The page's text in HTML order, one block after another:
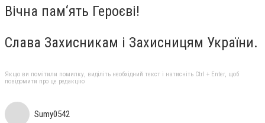
Вічна пам‘ять Героєві!
Слава Захисникам і Захисницям України.
Якщо ви помітили помилку, виділіть необхідний текст і натисніть Ctrl + Enter, щоб
повідомити про це редакцію
Sumy0542